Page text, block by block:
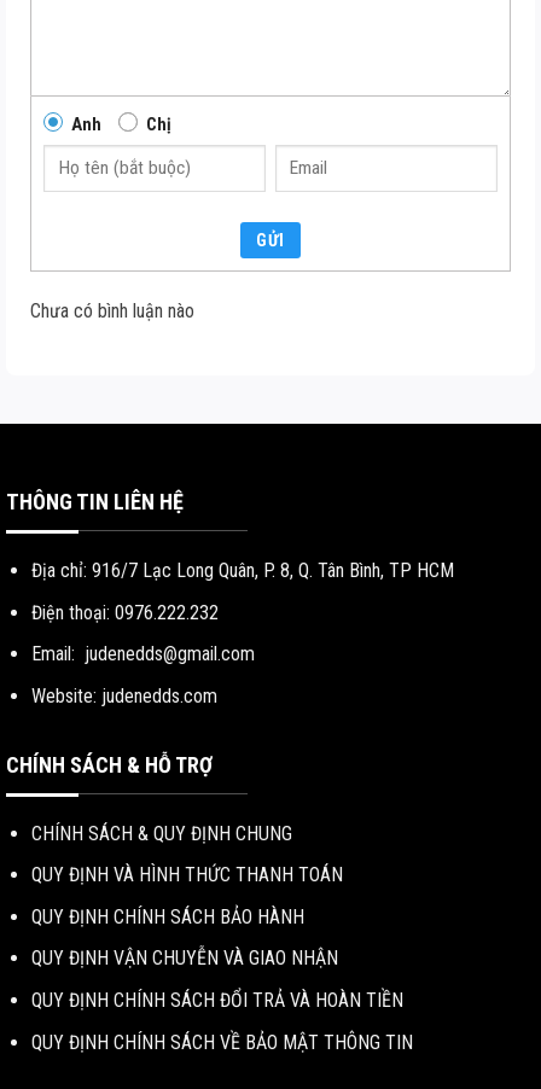
Anh Chị
GỬI
Chưa có bình luận nào
THÔNG TIN LIÊN HỆ
Địa chỉ: 916/7 Lạc Long Quân, P. 8, Q. Tân Bình, TP HCM
Điện thoại: 0976.222.232
Email: judenedds@gmail.com
Website: judenedds.com
CHÍNH SÁCH & HỖ TRỢ
CHÍNH SÁCH & QUY ĐỊNH CHUNG
QUY ĐỊNH VÀ HÌNH THỨC THANH TOÁN
QUY ĐỊNH CHÍNH SÁCH BẢO HÀNH
QUY ĐỊNH VẬN CHUYỄN VÀ GIAO NHẬN
QUY ĐỊNH CHÍNH SÁCH ĐỔI TRẢ VÀ HOÀN TIỀN
QUY ĐỊNH CHÍNH SÁCH VỀ BẢO MẬT THÔNG TIN